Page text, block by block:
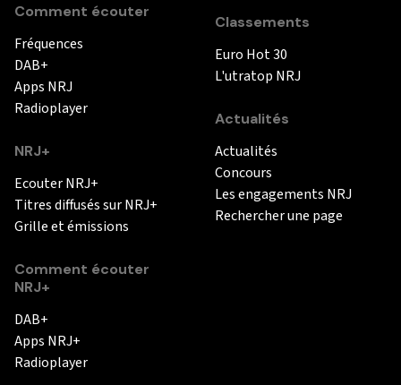
Comment écouter
Fréquences
DAB+
Apps NRJ
Radioplayer
NRJ+
Ecouter NRJ+
Titres diffusés sur NRJ+
Grille et émissions
Comment écouter
NRJ+
DAB+
Apps NRJ+
Radioplayer
Classements
Euro Hot 30
L'utratop NRJ
Actualités
Actualités
Concours
Les engagements NRJ
Rechercher une page